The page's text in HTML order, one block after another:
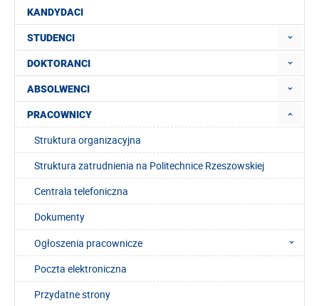
KANDYDACI
STUDENCI
DOKTORANCI
ABSOLWENCI
PRACOWNICY
Struktura organizacyjna
Struktura zatrudnienia na Politechnice Rzeszowskiej
Centrala telefoniczna
Dokumenty
Ogłoszenia pracownicze
Poczta elektroniczna
Przydatne strony